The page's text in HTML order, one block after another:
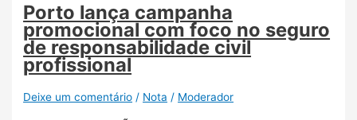
Porto lança campanha
promocional com foco no seguro
de responsabilidade civil
profissional
Deixe um comentário / Nota / Moderador